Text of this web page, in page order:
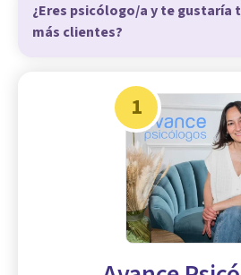
¿Eres psicólogo/a y te gustaría
más clientes?
1